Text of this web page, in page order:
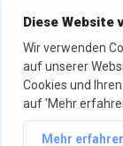
Diese Website
Wir verwenden
auf unserer
Cookies und
auf 'Mehr
Mehr
Risikohinweis
Website betrieben
(England) | 71-75
Wir empfehlen
nehmen und